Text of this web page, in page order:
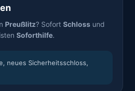
Preußlitz? Sofort Schloss und
Soforthilfe.
neues Sicherheitsschloss,